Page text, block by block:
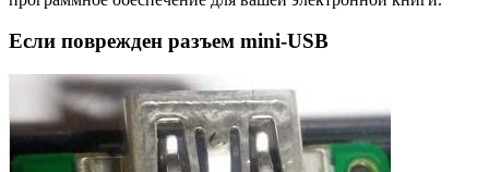
Если поврежден разъем mini-USB